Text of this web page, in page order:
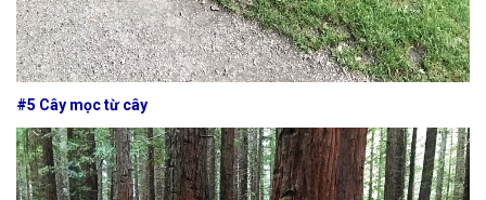
#5 Cây mọc từ cây